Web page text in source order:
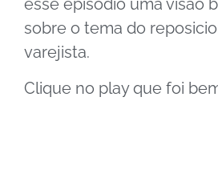
esse episódio uma visão
sobre o tema do
varejista.
Clique no play que foi